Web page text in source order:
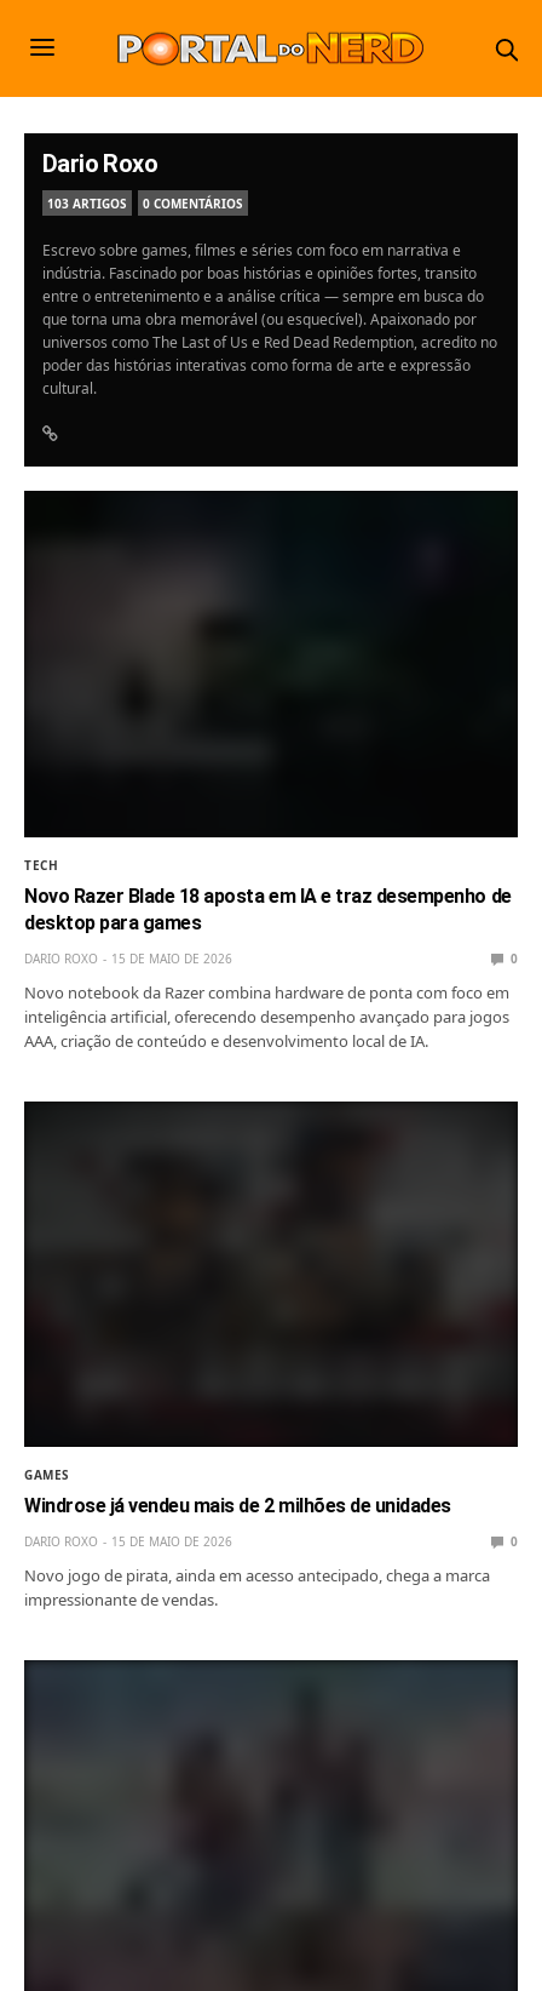
Dario Roxo
103 ARTIGOS 0 COMENTÁRIOS
Escrevo sobre games, filmes e séries com foco em narrativa e
indústria. Fascinado por boas histórias e opiniões fortes, transito
entre o entretenimento e a análise crítica — sempre em busca do
que torna uma obra memorável (ou esquecível). Apaixonado por
universos como The Last of Us e Red Dead Redemption, acredito no
poder das histórias interativas como forma de arte e expressão
cultural.
TECH
Novo Razer Blade 18 aposta em IA e traz desempenho de
desktop para games
DARIO ROXO 15 DE MAIO DE 2026 0
Novo notebook da Razer combina hardware de ponta com foco em
inteligência artificial, oferecendo desempenho avançado para jogos
AAA, criação de conteúdo e desenvolvimento local de IA.
GAMES
Windrose já vendeu mais de 2 milhões de unidades
DARIO ROXO 15 DE MAIO DE 2026 0
Novo jogo de pirata, ainda em acesso antecipado, chega a marca
impressionante de vendas.